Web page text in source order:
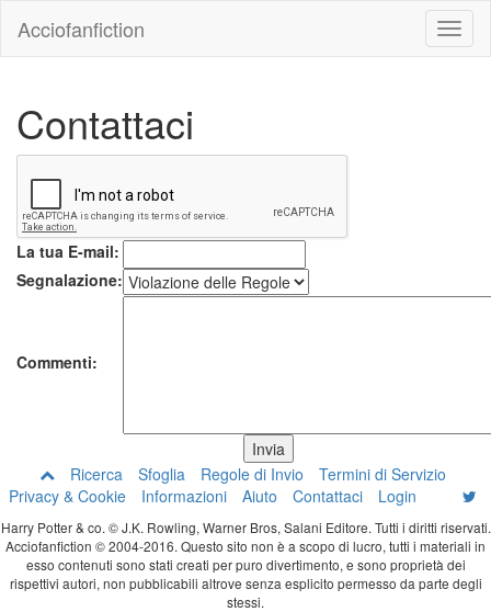
Acciofanfiction
Contattaci
La tua E-mail:
Segnalazione:
Commenti:
Ricerca Sfoglia Regole di Invio
Termini di Servizio
Privacy & Cookie
Informazioni Aiuto Contattaci Login
Harry Potter & co. © J.K. Rowling, Warner Bros, Salani Editore. Tutti i diritti riservati.
Acciofanfiction © 2004-2016. Questo sito non è a scopo di lucro, tutti i materiali in
esso contenuti sono stati creati per puro divertimento, e sono proprietà dei
rispettivi autori, non pubblicabili altrove senza esplicito permesso da parte degli
stessi.